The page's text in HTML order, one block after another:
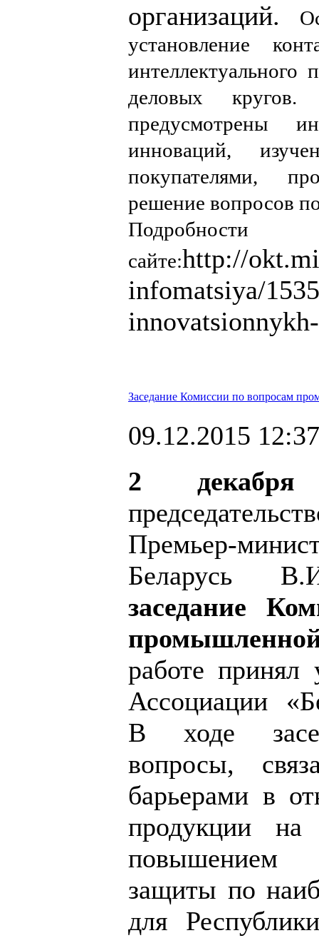
организаций.
установление
интеллектуального
деловых
предусмотрены
инноваций,
покупателями,
решение вопросов
сайте:http://
infomatsiya/
Заседание Комиссии по вопросам
09.12.2015 12:37
2
Премьер-
Беларусь
заседание
работе принял
Ассоциации
В ходе
вопросы,
барьерами в
продукции
повышением
защиты по
для